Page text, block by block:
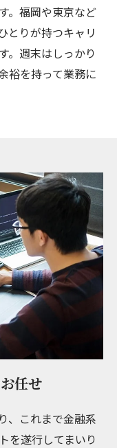
。福岡や東京など
とりが持つキャリ
。週末はしっかり
裕を持って業務に
任せ
、これまで金融系
を遂行してまいり